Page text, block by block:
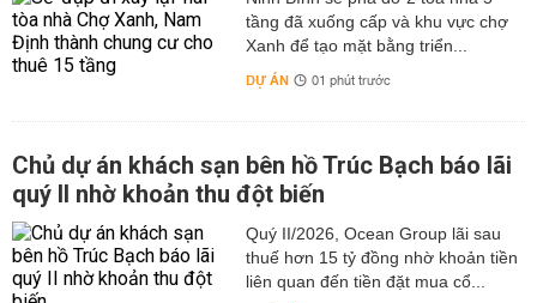
tầng đã xuống cấp và khu vực chợ
Xanh để tạo mặt bằng triển...
DỰ ÁN 01 phút trước
Chủ dự án khách sạn bên hồ Trúc Bạch báo lãi
quý II nhờ khoản thu đột biến
Quý II/2026, Ocean Group lãi sau
thuế hơn 15 tỷ đồng nhờ khoản tiền
liên quan đến tiền đặt mua cổ...